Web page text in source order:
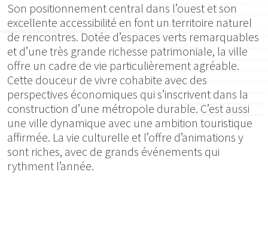
Son positionnement central dans l’ouest et son
excellente accessibilité en font un territoire naturel
de rencontres. Dotée d’espaces verts remarquables
et d’une très grande richesse patrimoniale, la ville
offre un cadre de vie particulièrement agréable.
Cette douceur de vivre cohabite avec des
perspectives économiques qui s’inscrivent dans la
construction d’une métropole durable. C’est aussi
une ville dynamique avec une ambition touristique
affirmée. La vie culturelle et l’offre d’animations y
sont riches, avec de grands événements qui
rythment l’année.